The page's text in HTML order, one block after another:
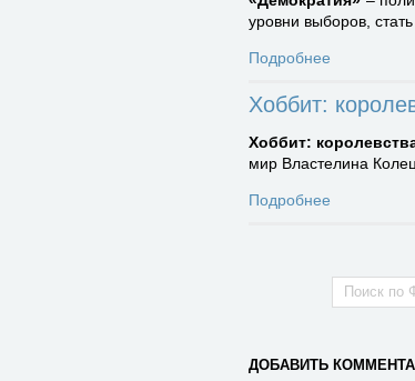
уровни выборов,
Подробнее
Хоббит:
Хоббит:
мир Властелина
Подробнее
ДОБАВИТЬ